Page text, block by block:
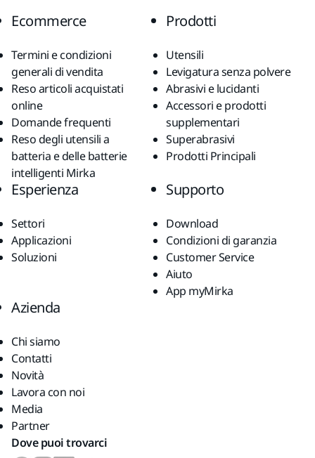
Ecommerce
Termini e condizioni
generali di vendita
Reso articoli acquistati
online
Domande frequenti
Reso degli utensili a
batteria e delle batterie
intelligenti Mirka
Prodotti
Utensili
Levigatura senza polvere
Abrasivi e lucidanti
Accessori e prodotti
supplementari
Superabrasivi
Prodotti Principali
Esperienza
Settori
Applicazioni
Soluzioni
Supporto
Download
Condizioni di garanzia
Customer Service
Aiuto
App myMirka
Azienda
Chi siamo
Contatti
Novità
Lavora con noi
Media
Partner
Dove puoi trovarci